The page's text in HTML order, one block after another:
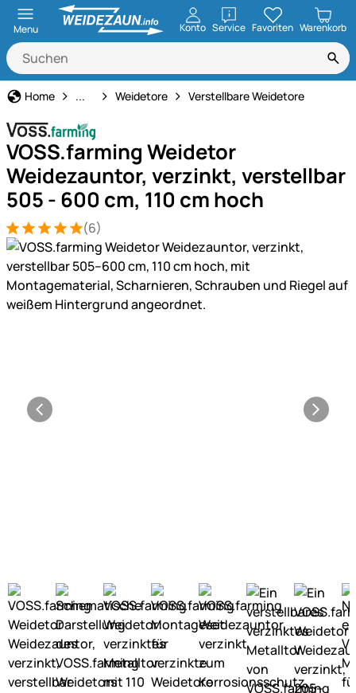
Menu Konto ServiceöffnenFavoriten Warenkorb
Home Weidezaun
... Weidetore Verstellbare Weidetore
VOSS.farming Weidetor
Weidezauntor, verzinkt, verstellbar
505 - 600 cm, 110 cm hoch
Bewertung: 5 von 5 (6 Bewertungen)
6 Bewertungen
(6)
Produktgalerie